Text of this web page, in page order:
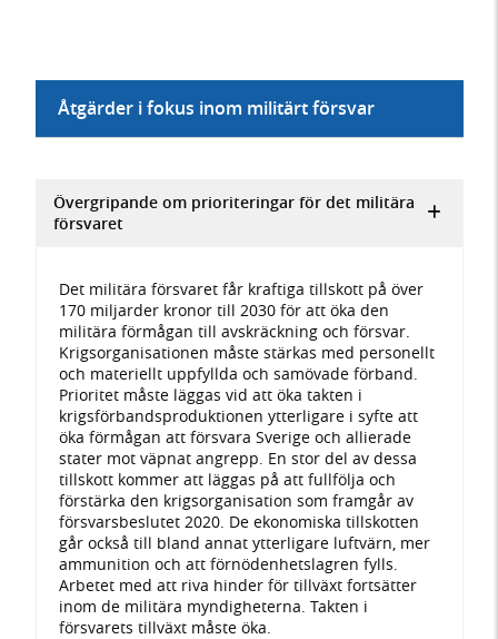
Åtgärder i fokus inom militärt försvar
Övergripande om prioriteringar för det militära
försvaret
Det militära försvaret får kraftiga tillskott på över
170 miljarder kronor till 2030 för att öka den
militära förmågan till avskräckning och försvar.
Krigsorganisationen måste stärkas med personellt
och materiellt uppfyllda och samövade förband.
Prioritet måste läggas vid att öka takten i
krigsförbandsproduktionen ytterligare i syfte att
öka förmågan att försvara Sverige och allierade
stater mot väpnat angrepp. En stor del av dessa
tillskott kommer att läggas på att fullfölja och
förstärka den krigsorganisation som framgår av
försvarsbeslutet 2020. De ekonomiska tillskotten
går också till bland annat ytterligare luftvärn, mer
ammunition och att förnödenhetslagren fylls.
Arbetet med att riva hinder för tillväxt fortsätter
inom de militära myndigheterna. Takten i
försvarets tillväxt måste öka.